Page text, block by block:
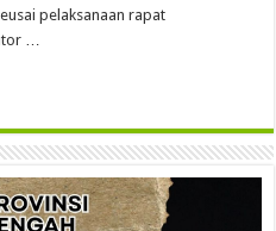
pelaksanaan rapat
…